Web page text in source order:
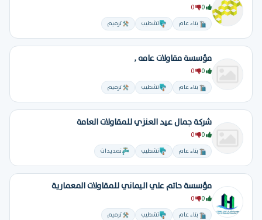
بناء عام تشطيب ترميم
مؤسسة مقاولات عامه ,
بناء عام تشطيب ترميم
شركة جمال عيد العنزي للمقاولات العامة
بناء عام تشطيب تمديدات
مؤسسة حاتم علي اليماني للمقاولات المعمارية
بناء عام تشطيب ترميم